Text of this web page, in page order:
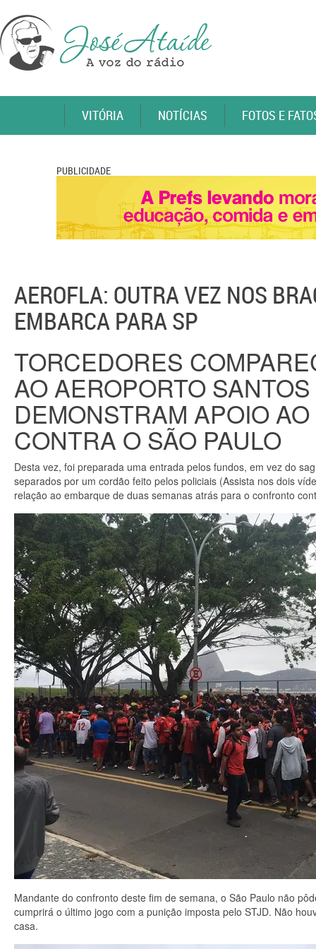
VITÓRIA NOTÍCIAS FOTOS E
PUBLICIDADE
AEROFLA: OUTRA VEZ NOS
EMBARCA PARA SP
TORCEDORES
AO AEROPORTO
DEMONSTRAM APOIO
CONTRA O SÃO PAULO
Desta vez, foi preparada uma entrada pelos fundos, em vez do
separados por um cordão feito pelos policiais (Assista nos dois
relação ao embarque de duas semanas atrás para o confronto
Mandante do confronto deste fim de semana, o São Paulo não
cumprirá o último jogo com a punição imposta pelo STJD. Não
casa.